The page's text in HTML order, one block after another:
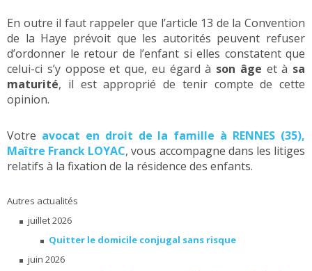
En outre il faut rappeler que l’article 13 de la Convention
de la Haye prévoit que les autorités peuvent refuser
d’ordonner le retour de l’enfant si elles constatent que
celui-ci s’y oppose et que, eu égard à son âge et à sa
maturité, il est approprié de tenir compte de cette
opinion.
Votre avocat en droit de la famille à RENNES (35),
Maître Franck LOYAC, vous accompagne dans les litiges
relatifs à la fixation de la résidence des enfants.
Autres actualités
juillet 2026
Quitter le domicile conjugal sans risque
juin 2026